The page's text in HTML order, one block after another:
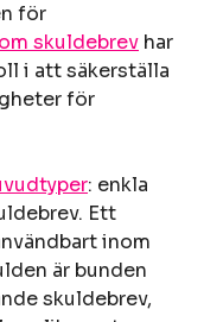
för
skuldebrev har
i att säkerställa
för
: enkla
Ett
inom
är bunden
skuldebrev,